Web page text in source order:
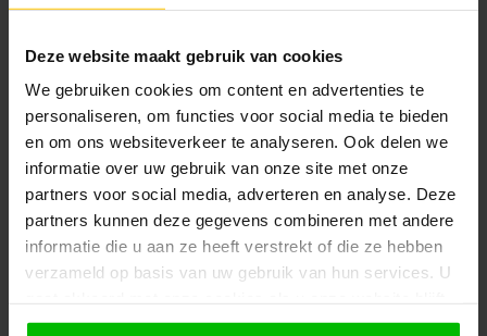
Deze website maakt gebruik van cookies
We gebruiken cookies om content en advertenties te
personaliseren, om functies voor social media te bieden
en om ons websiteverkeer te analyseren. Ook delen we
informatie over uw gebruik van onze site met onze
partners voor social media, adverteren en analyse. Deze
partners kunnen deze gegevens combineren met andere
informatie die u aan ze heeft verstrekt of die ze hebben
verzameld op basis van uw gebruik van hun services. U
gebruiken.
Afhalen en zeker weten dan uw
1. Voeg alle gewenste producten toe in de
2.Ga naar de “Mijn Winkelwagen” pagina.
Rond de bestelling af waarbij je kiest voor
afhalen in de winkel. Vermeld in het
opmerkingen veld de gewenste afhaaldatum.
Let op!
Je krijgt van ons bericht wanneer jouw